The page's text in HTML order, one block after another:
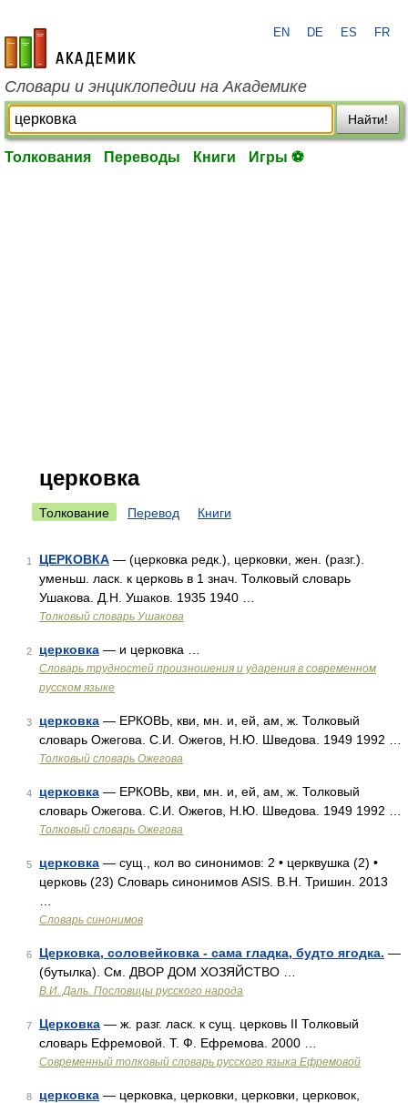
academic.ru
EN DE ES FR
Словари и энциклопедии на Академике
Найти!
Толкования Переводы Книги Игры ⚽
церковка
Толкование Перевод Книги
1 ЦЕРКОВКА — (церковка редк.), церковки, жен. (разг.).
уменьш. ласк. к церковь в 1 знач. Толковый словарь
Ушакова. Д.Н. Ушаков. 1935 1940 …
Толковый словарь Ушакова
2 церковка — и церковка …
Словарь трудностей произношения и ударения в современном
русском языке
3 церковка — ЕРКОВЬ, кви, мн. и, ей, ам, ж. Толковый
словарь Ожегова. С.И. Ожегов, Н.Ю. Шведова. 1949 1992 …
Толковый словарь Ожегова
4 церковка — ЕРКОВЬ, кви, мн. и, ей, ам, ж. Толковый
словарь Ожегова. С.И. Ожегов, Н.Ю. Шведова. 1949 1992 …
Толковый словарь Ожегова
5 церковка — сущ., кол во синонимов: 2 • церквушка (2) •
церковь (23) Словарь синонимов ASIS. В.Н. Тришин. 2013
Словарь синонимов
6 Церковка, соловейковка - сама гладка, будто ягодка. —
(бутылка). См. ДВОР ДОМ ХОЗЯЙСТВО …
В.И. Даль. Пословицы русского народа
7 Церковка — ж. разг. ласк. к сущ. церковь II Толковый
словарь Ефремовой. Т. Ф. Ефремова. 2000 …
Современный толковый словарь русского языка Ефремовой
8 церковка — церковка, церковки, церковки, церковок,